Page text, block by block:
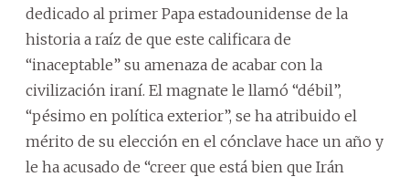
dedicado al primer Papa estadounidense de la
historia a raíz de que este calificara de
“inaceptable” su amenaza de acabar con la
civilización iraní. El magnate le llamó “débil”,
“pésimo en política exterior”, se ha atribuido el
mérito de su elección en el cónclave hace un año y
le ha acusado de “creer que está bien que Irán